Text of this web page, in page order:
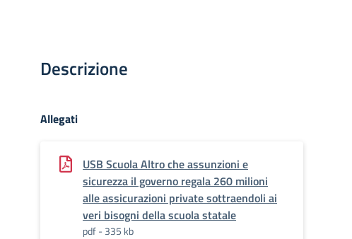
Descrizione
Allegati
USB Scuola Altro che assunzioni e
sicurezza il governo regala 260 milioni
alle assicurazioni private sottraendoli ai
veri bisogni della scuola statale
pdf - 335 kb